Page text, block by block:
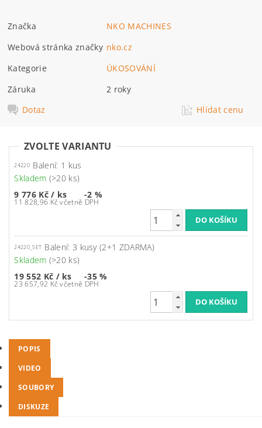
Značka
NKO MACHINES
Webová stránka značky nko.cz
Kategorie
ÚKOSOVÁNÍ
Záruka
2 roky
Dotaz
Hlídat cenu
ZVOLTE VARIANTU
24220 Balení: 1 kus
Skladem (>20 ks)
9 776 Kč/ ks
11 828,96 Kč včetně DPH
-2 %
24220_SET Balení: 3 kusy (2+1 ZDARMA)
Skladem (>20 ks)
19 552 Kč / ks
23 657,92 Kč včetně DPH
-35 %
POPIS
VIDEO
SOUBORY
DISKUZE